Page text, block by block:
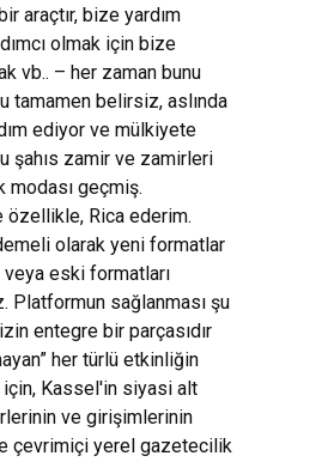
araçtır, bize yardım
olmak için bize
vb.. – her zaman bunu
tamamen belirsiz, aslında
ediyor ve mülkiyete
şahıs zamir ve zamirleri
modası geçmiş.
özellikle, Rica ederim.
olarak yeni formatlar
eski formatları
Platformun sağlanması şu
entegre bir parçasıdır
her türlü etkinliğin
için, Kassel'in siyasi alt
ve girişimlerinin
çevrimiçi yerel gazetecilik